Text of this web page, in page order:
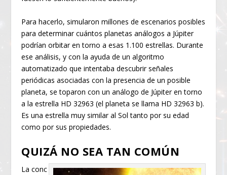
Para hacerlo, simularon millones de escenarios posibles
para determinar cuántos planetas análogos a Júpiter
podrían orbitar en torno a esas 1.100 estrellas. Durante
ese análisis, y con la ayuda de un algoritmo
automatizado que intentaba descubrir señales
periódicas asociadas con la presencia de un posible
planeta, se toparon con un análogo de Júpiter en torno
a la estrella HD 32963 (el planeta se llama HD 32963 b).
Es una estrella muy similar al Sol tanto por su edad
como por sus propiedades.
QUIZÁ NO SEA TAN COMÚN
La conc